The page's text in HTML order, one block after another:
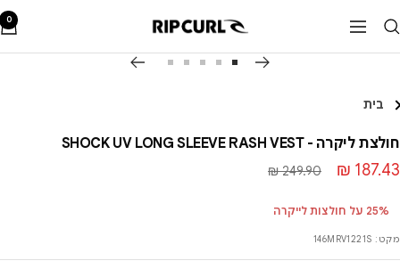
לתוכן
ניווט RipCurl
0
הגדלה
בית
חולצת ליקרה - SHOCK UV LONG SLEEVE RASH VEST
מחיר
187.43 ₪
מחיר
249.90 ₪
25% על חולצות לייקרה
מקט: 146MRV1221S